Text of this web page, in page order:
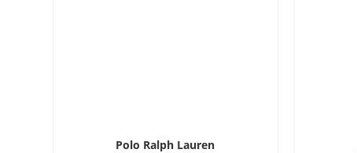
Polo Ralph Lauren